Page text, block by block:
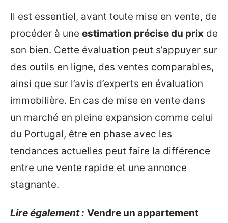
Il est essentiel, avant toute mise en vente, de
procéder à une estimation précise du prix de
son bien. Cette évaluation peut s’appuyer sur
des outils en ligne, des ventes comparables,
ainsi que sur l’avis d’experts en évaluation
immobilière. En cas de mise en vente dans
un marché en pleine expansion comme celui
du Portugal, être en phase avec les
tendances actuelles peut faire la différence
entre une vente rapide et une annonce
stagnante.
Lire également : Vendre un appartement